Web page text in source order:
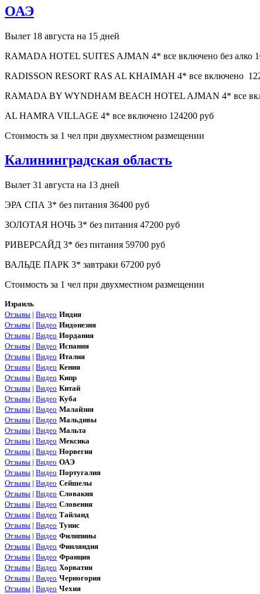
ОАЭ
Вылет 18 августа на 15 дней
RAMADA HOTEL SUITES AJMAN 4* все включено без алко
RADISSON RESORT RAS AL KHAIMAH 4* все включено
RAMADA BY WYNDHAM BEACH HOTEL AJMAN 4* все
AL HAMRA VILLAGE 4* все включено 124200 руб
Стоимость за 1 чел при двухместном размещении
Калининградская область
Вылет 31 августа на 13 дней
ЭРА СПА 3* без питания 36400 руб
ЗОЛОТАЯ НОЧЬ 3* без питания 47200 руб
РИВЕРСАЙД 3* без питания 59700 руб
ВАЛЬДЕ ПАРК 3* завтраки 67200 руб
Стоимость за 1 чел при двухместном размещении
Израиль
Отзывы | Видео Индия
Отзывы | Видео Индонезия
Отзывы | Видео Иордания
Отзывы | Видео Испания
Отзывы | Видео Италия
Отзывы | Видео Кения
Отзывы | Видео Кипр
Отзывы | Видео Китай
Отзывы | Видео Куба
Отзывы | Видео Малайзия
Отзывы | Видео Мальдивы
Отзывы | Видео Мальта
Отзывы | Видео Мексика
Отзывы | Видео Норвегия
Отзывы | Видео ОАЭ
Отзывы | Видео Португалия
Отзывы | Видео Сейшелы
Отзывы | Видео Словакия
Отзывы | Видео Словения
Отзывы | Видео Тайланд
Отзывы | Видео Тунис
Отзывы | Видео Филипины
Отзывы | Видео Финляндия
Отзывы | Видео Франция
Отзывы | Видео Хорватия
Отзывы | Видео Черногория
Отзывы | Видео Чехия